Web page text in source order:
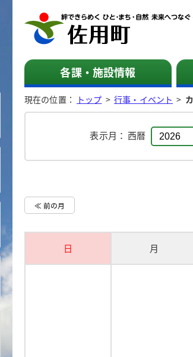
町民の方へ
事業者の方へ
各課・施設情報
現在の位置： トップ >行事・イベント >
表示月：西暦
≪ 前の月
日 月